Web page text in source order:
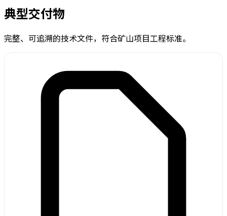
典型交付物
完整、可追溯的技术文件，符合矿山项目工程标准。